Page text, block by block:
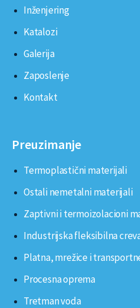
Inženjering
Katalozi
Galerija
Zaposlenje
Kontakt
Preuzimanje
Termoplastični materijali
Ostali nemetalni materijali
Zaptivni i termoizolacioni
Industrijska fleksibilna
Platna, mrežice i
Procesna oprema
Tretman voda